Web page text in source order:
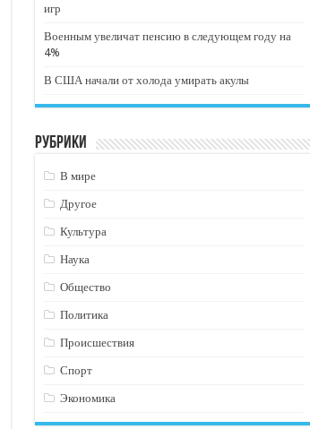
игр
Военным увеличат пенсию в следующем году на
4%
В США начали от холода умирать акулы
Рубрики
В мире
Другое
Культура
Наука
Общество
Политика
Происшествия
Спорт
Экономика